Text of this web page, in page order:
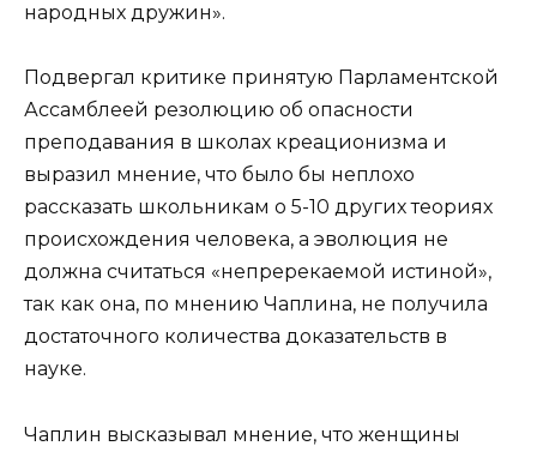
народных дружин».
Подвергал критике принятую Парламентской
Ассамблеей резолюцию об опасности
преподавания в школах креационизма и
выразил мнение, что было бы неплохо
рассказать школьникам о 5-10 других теориях
происхождения человека, а эволюция не
должна считаться «непререкаемой истиной»,
так как она, по мнению Чаплина, не получила
достаточного количества доказательств в
науке.
Чаплин высказывал мнение, что женщины